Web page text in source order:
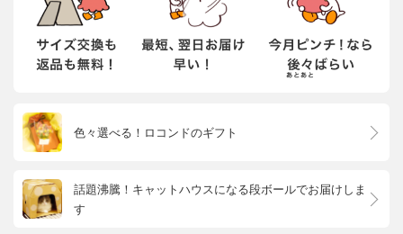
色々選べる！ロコンドのギフト
話題沸騰！キャットハウスになる段ボールでお届けしま
す